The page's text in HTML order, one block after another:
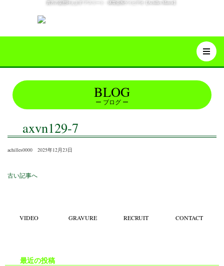
貴方の妄想叶えます!アスリート・体育会系ゲイビデオ【Achilles Matrix】
BLOG
ブログ
axvn129-7
achilles0000 2025年12月23日
古い記事へ
VIDEO GRAVURE RECRUIT CONTACT
最近の投稿